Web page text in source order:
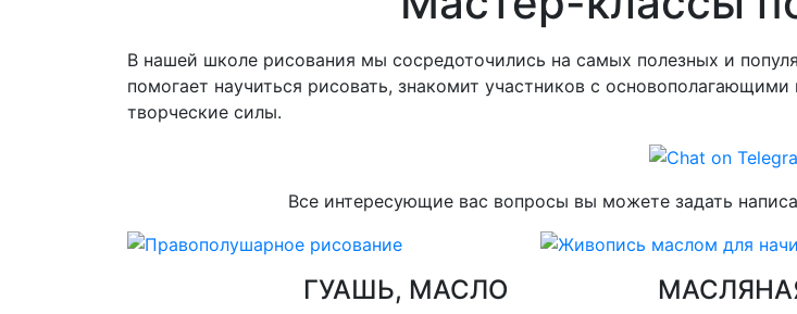
В нашей школе рисования мы сосредоточились на самых полезных и
помогает научиться рисовать, знакомит участников с
творческие силы.
Все интересующие вас вопросы вы можете задать
ГУАШЬ, МАСЛО